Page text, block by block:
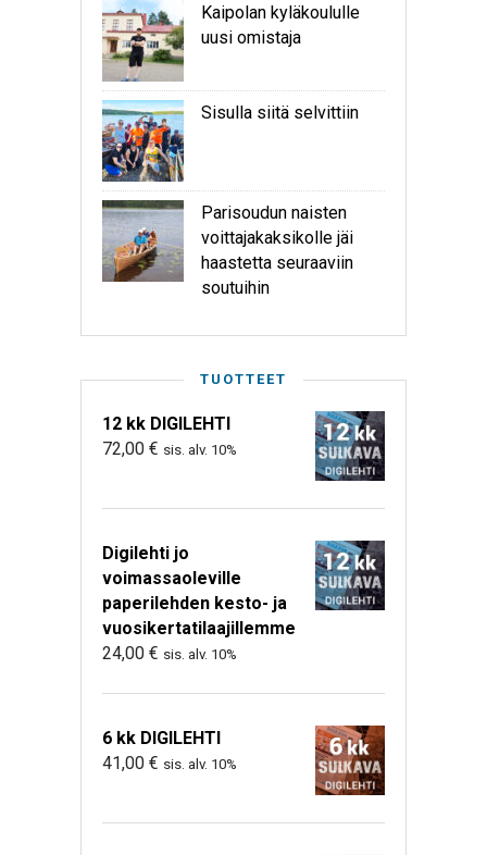
Kaipolan kyläkoululle
uusi omistaja
Sisulla siitä selvittiin
Parisoudun naisten
voittajakaksikolle jäi
haastetta seuraaviin
soutuihin
TUOTTEET
12 kk DIGILEHTI
72,00 € sis. alv. 10%
Digilehti jo
voimassaoleville
paperilehden kesto- ja
vuosikertatilaajillemme
24,00 € sis. alv. 10%
6 kk DIGILEHTI
41,00 € sis. alv. 10%